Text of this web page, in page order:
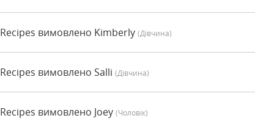
Recipes вимовлено Kimberly (дівчина)
Recipes вимовлено Salli (дівчина)
Recipes вимовлено Joey (чоловік)